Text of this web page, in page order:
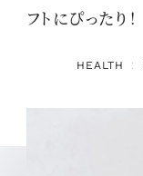
フトにぴったり！
HEALTH ：